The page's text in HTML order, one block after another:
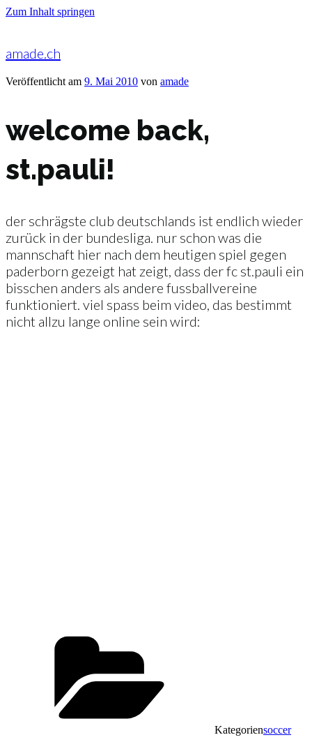
Zum Inhalt springen
amade.ch
Veröffentlicht am 9. Mai 2010 von amade
welcome back,
st.pauli!
der schrägste club deutschlands ist endlich wieder
zurück in der bundesliga. nur schon was die
mannschaft hier nach dem heutigen spiel gegen
paderborn gezeigt hat zeigt, dass der fc st.pauli ein
bisschen anders als andere fussballvereine
funktioniert. viel spass beim video, das bestimmt
nicht allzu lange online sein wird:
Kategoriensoccer